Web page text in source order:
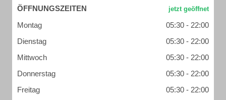
ÖFFNUNGSZEITEN
Montag
05:30 - 22:00
Dienstag
05:30 - 22:00
Mittwoch
05:30 - 22:00
Donnerstag
05:30 - 22:00
Freitag
05:30 - 22:00